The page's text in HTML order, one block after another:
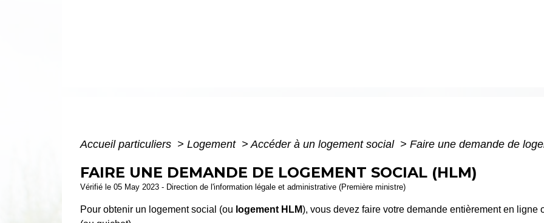
Accueil particuliers > Logement > Accéder à un logement social > Faire une demande de
FAIRE UNE DEMANDE DE LOGEMENT SOCIAL (HLM)
Vérifié le 05 May 2023 - Direction de l'information légale et administrative (Première ministre)
Pour obtenir un logement social (ou logement HLM), vous devez faire votre demande entièrement en